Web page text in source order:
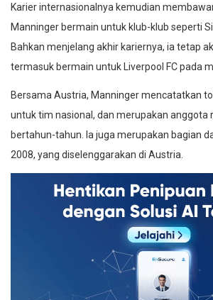
Karier internasionalnya kemudian
Manninger bermain untuk klub-klub seperti
Bahkan menjelang akhir kariernya, ia tetap
termasuk bermain untuk Liverpool FC pada
Bersama Austria, Manninger mencatatkan
untuk tim nasional, dan merupakan anggota
bertahun-tahun. Ia juga merupakan bagian
2008, yang diselenggarakan di Austria.